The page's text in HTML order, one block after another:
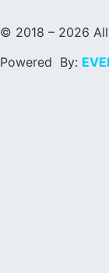
© 2018 – 2026
Powered By: